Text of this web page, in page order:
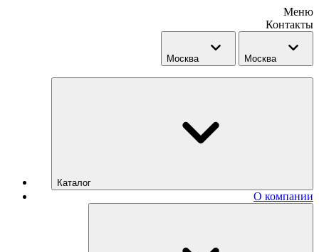
Меню
Контакты
Москва Москва
Каталог
О компании